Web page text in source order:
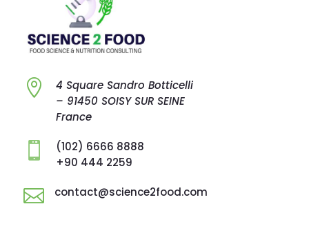
 4 Square Sandro Botticelli
– 91450 SOISY SUR SEINE
France

(102) 6666 8888
+90 444 2259
 contact@science2food.com